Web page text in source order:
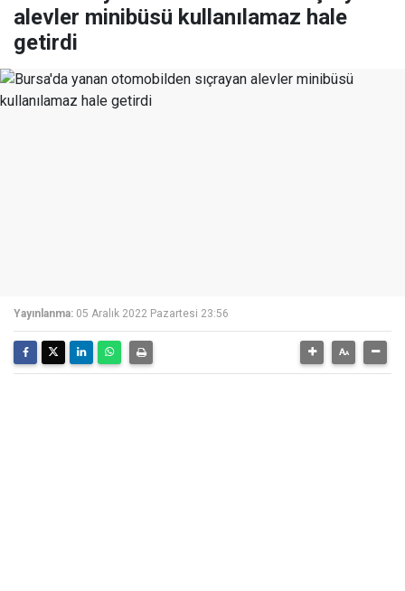
alevler minibüsü kullanılamaz hale
getirdi
Yayınlanma: 05 Aralık 2022 Pazartesi 23:56